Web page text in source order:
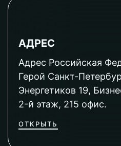
АДРЕС
Адрес Российская
Герой Санкт-
Энергетиков 19,
2-й этаж, 215 офис.
ОТКРЫТЬ